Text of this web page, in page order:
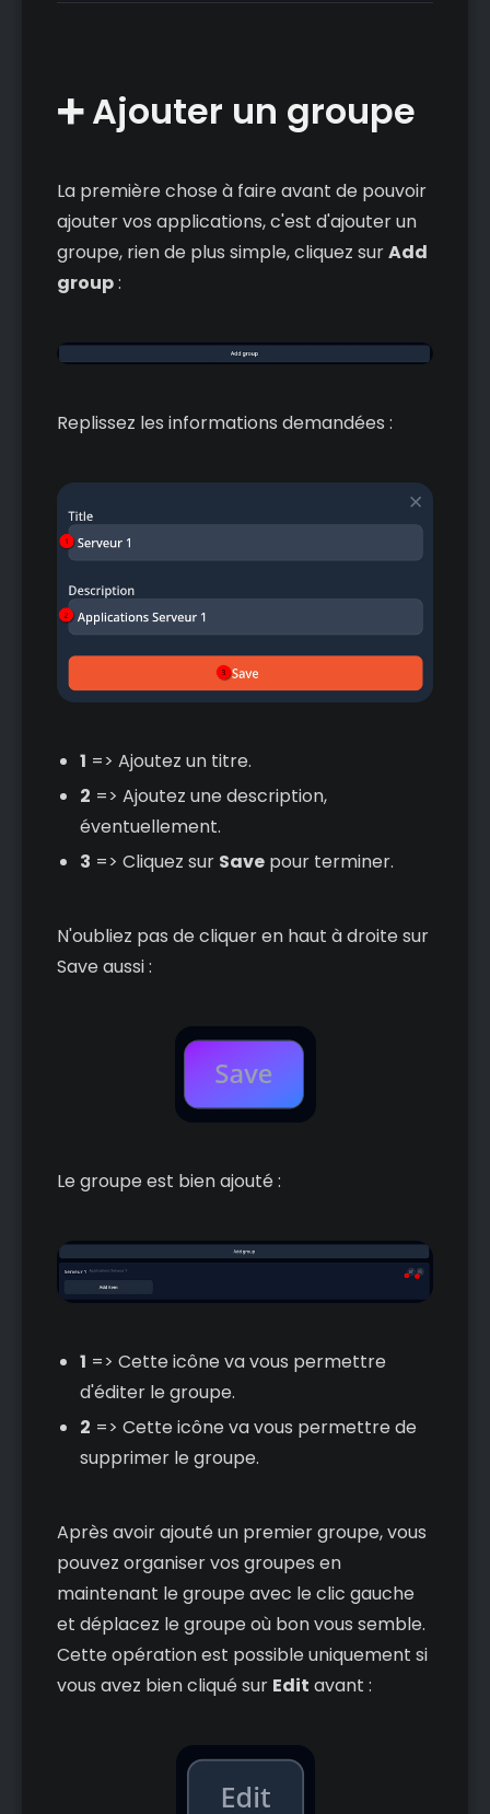
➕ Ajouter un groupe
La première chose à faire avant de pouvoir
ajouter vos applications, c'est d'ajouter un
groupe, rien de plus simple, cliquez surAdd
group:
Replissez les informations demandées :
1 => Ajoutez un titre.
2 => Ajoutez une description,
éventuellement.
3 => Cliquez sur Savepour terminer.
N'oubliez pas de cliquer en haut à droite sur
Save aussi :
Le groupe est bien ajouté :
1 => Cette icône va vous permettre
d'éditer le groupe.
2 => Cette icône va vous permettre de
supprimer le groupe.
Après avoir ajouté un premier groupe, vous
pouvez organiser vos groupes en
maintenant le groupe avec le clic gauche
et déplacez le groupe où bon vous semble.
Cette opération est possible uniquement si
vous avez bien cliqué sur Edit avant :